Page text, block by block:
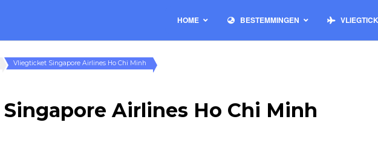
HOME BESTEMMINGEN
Vliegticket Singapore Airlines Ho Chi Minh
Airlines Ho Chi Minh